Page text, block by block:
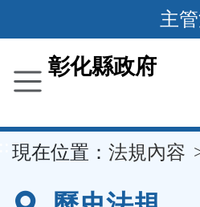
到
要
容
區
主
彰化縣政府
現在位置： 法規內容